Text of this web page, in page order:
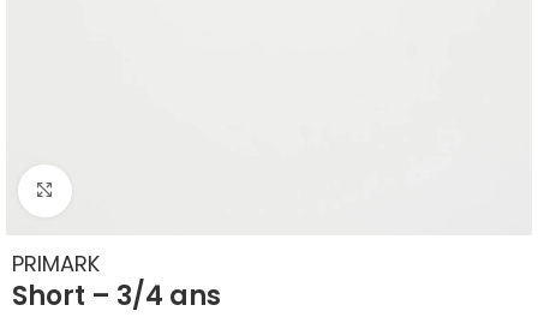
Agrandir
PRIMARK
Short – 3/4 ans